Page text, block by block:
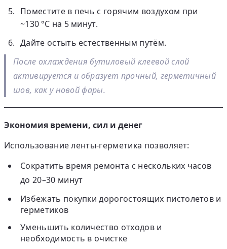
Поместите в печь с горячим воздухом при
~130 °C на 5 минут.
Дайте остыть естественным путём.
После охлаждения бутиловый клеевой слой
активируется и образует прочный, герметичный
шов, как у новой фары.
Экономия времени, сил и денег
Использование ленты-герметика позволяет:
Сократить время ремонта с нескольких часов
до 20–30 минут
Избежать покупки дорогостоящих пистолетов и
герметиков
Уменьшить количество отходов и
необходимость в очистке